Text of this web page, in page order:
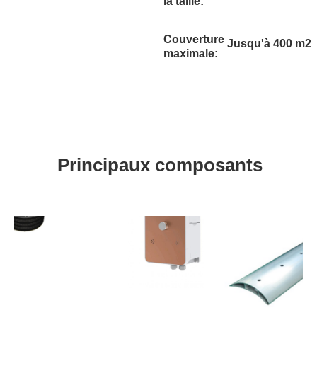
Couverture
maximale:
Jusqu'à 400 m2
Principaux composants